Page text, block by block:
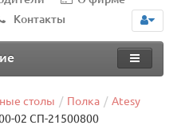
Контакты
столы Полка
Atesy
02 СП-21500800